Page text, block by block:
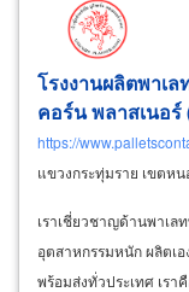
โรงงานผลิตพาเ
คอร์น พลาสเนอร์
https://
แขวงกระทุ่มราย เขตห
เราเชี่ยวชาญด้านพาเล
อุตสาหกรรมหนัก ผลิตเ
พร้อมส่งทั่วประเทศ เรา